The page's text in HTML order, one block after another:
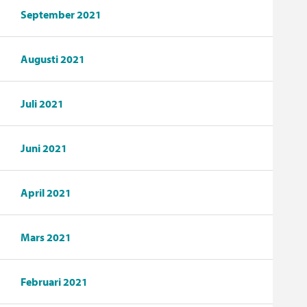
September 2021
Augusti 2021
Juli 2021
Juni 2021
April 2021
Mars 2021
Februari 2021